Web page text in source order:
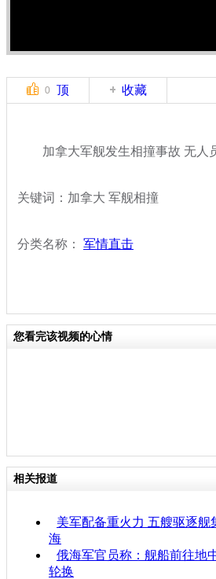
0 顶 收藏
加拿大军舰发生相撞事故 无人
关键词：加拿大 军舰相撞
分类名称： 军情直击
您看完该视频的心情
相关报道
美军配备重火力 五艘驱逐舰
海
俄海军官员称：舰船前往地
轮换